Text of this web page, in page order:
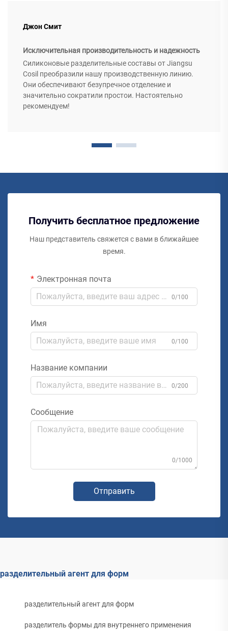
Джон Смит
Исключительная производительность и надежность
Силиконовые разделительные составы от Jiangsu
Cosil преобразили нашу производственную линию.
Они обеспечивают безупречное отделение и
значительно сократили простои. Настоятельно
рекомендуем!
Получить бесплатное предложение
Наш представитель свяжется с вами в ближайшее
время.
Электронная почта
0/100
Имя
0/100
Название компании
0/200
Сообщение
0/1000
Отправить
разделительный агент для форм
разделительный агент для форм
разделитель формы для внутреннего применения